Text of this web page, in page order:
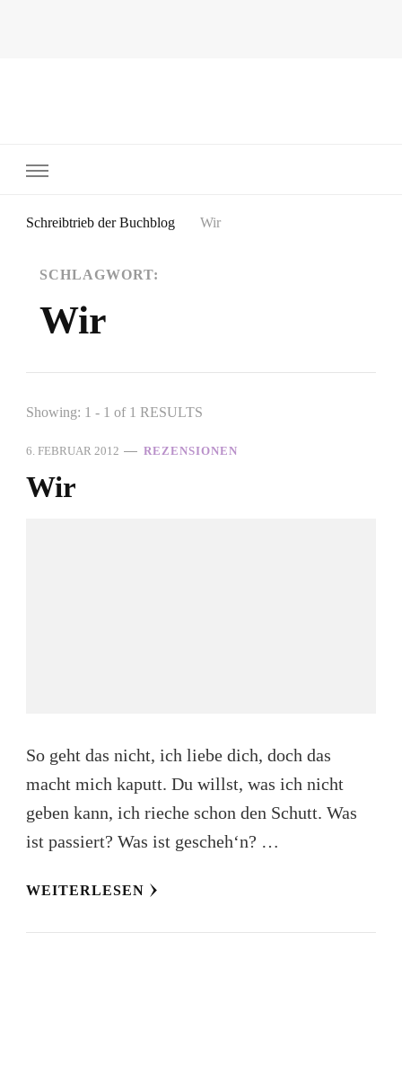
Schreibtrieb der Buchblog Wir
SCHLAGWORT:
Wir
Showing: 1 - 1 of 1 RESULTS
6. FEBRUAR 2012 REZENSIONEN
Wir
So geht das nicht, ich liebe dich, doch das
macht mich kaputt. Du willst, was ich nicht
geben kann, ich rieche schon den Schutt. Was
ist passiert? Was ist gescheh‘n? …
WEITERLESEN